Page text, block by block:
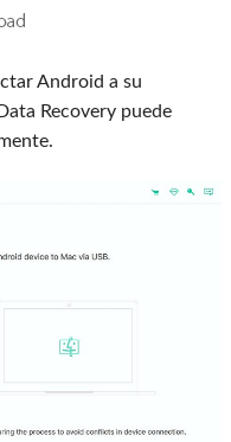
Android a su
Recovery puede